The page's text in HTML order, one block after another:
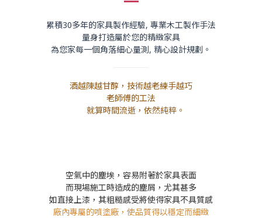
累積30多年的家具製作經驗, 專業木工製作手法
量身打造屬於您的精緻家具
為您家每一個角落細心量測, 精心設計規劃。
酒越陳越甘醇，技術越老練手越巧
老師傅的工法
就算時間流逝，依然純粹。
空氣中的塵埃，容易附著於家具表面
而現場施工時造成的塵屑，尤其甚多
如直接上漆，其粗糙感受將使得家具不具質感
廠內專屬的噴塗廠，使品質得以穩定而細緻